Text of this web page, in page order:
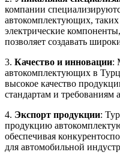
компании
автокомплектующих,
электрические
позволяет создавать
3. Качество и инновации:
автокомплектующих в
высокое качество
стандартам и требованиям
4. Экспорт продукции:
продукцию
обеспечивая
для автомобильной